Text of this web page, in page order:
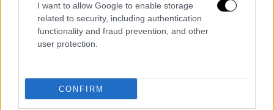
I want to allow Google to enable storage
related to security, including authentication
functionality and fraud prevention, and other
user protection.
CONFIRM
Είναι ο αρχηγός της Εθνικής Ελλάδας με την
οποία έχει παίξει 63 φορές και έχει
σκοράρει 13 γκολ.